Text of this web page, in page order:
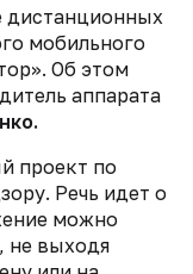
дистанционных
мобильного
Об этом
аппарата
проект по
Речь идет о
можно
не выходя